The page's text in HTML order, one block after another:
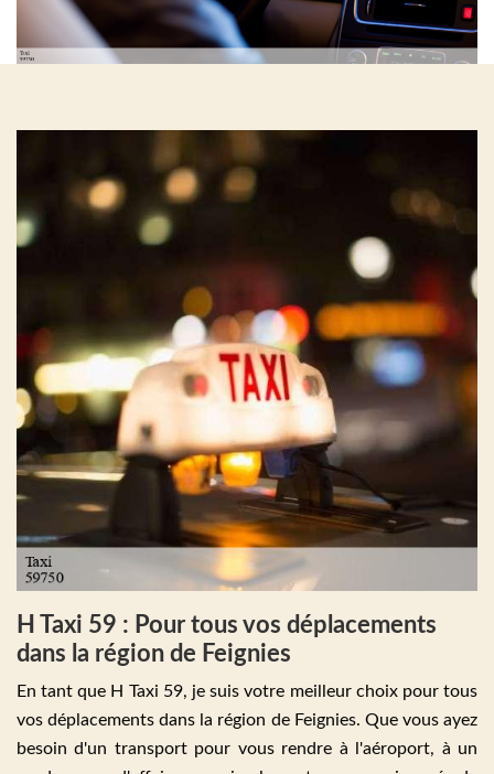
H Taxi 59 : Pour tous vos déplacements
dans la région de Feignies
En tant que H Taxi 59, je suis votre meilleur choix pour tous
vos déplacements dans la région de Feignies. Que vous ayez
besoin d'un transport pour vous rendre à l'aéroport, à un